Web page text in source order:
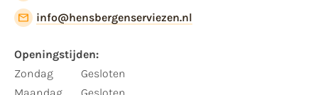
info@hensbergenserviezen.nl
Openingstijden:
Zondag
Gesloten